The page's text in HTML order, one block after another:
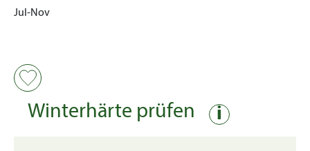
Jul-Nov
Winterhärte prüfen i